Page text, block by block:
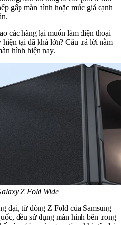
gấp màn hình hoặc mức giá cạnh
các hãng lại muốn làm điện thoại
tại đã khá lớn? Câu trả lời nằm
hình hiện nay.
Z Fold Wide
đại, từ dòng Z Fold của Samsung
đều sử dụng màn hình bên trong